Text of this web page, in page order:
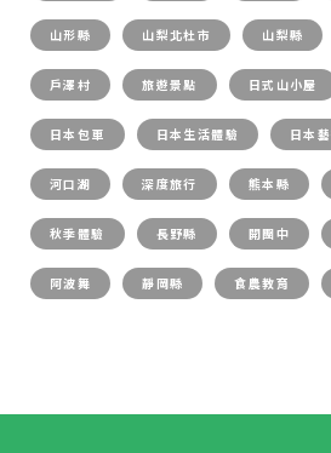
山形縣 山梨北杜市 山梨縣
戶澤村 旅遊景點 日式山小屋
日本包車 日本生活體驗 日本
河口湖 深度旅行 熊本縣
秋季體驗 長野縣 開團中
阿波舞 靜岡縣 食農教育